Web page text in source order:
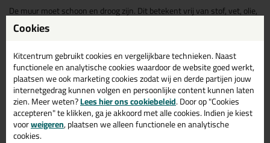
De muur moet schoon en droog zijn. Dit betekent vrij van stof, vet, olie,
oude coatings, losse delen en zouuitbloedingen. Zorg ervoor dat je
betonscheuren groter dan 300 micron repareert. Je krijgt het beste
W lekker intrekken! Het kan worden aangebracht worden met een
lagedruk spuitpistool, kwast of roller. Voor de moeilijk bereikbare
plekken raden wij aan eenplat wegwerp kwastjete gebruiken.
De Sikagard 905 W
Verwijder oude verf, behang, wandcoatings, zichtbare salpeter,
schimmel of andere biologische groei.
Cookies
Kitcentrum gebruikt cookies en vergelijkbare technieken. Naast
functionele en analytische cookies waardoor de website goed werkt,
plaatsen we ook marketing cookies zodat wij en derde partijen jouw
internetgedrag kunnen volgen en persoonlijke content kunnen laten
zien. Meer weten?Lees hier ons cookiebeleid. Door op "Cookies
accepteren" te klikken, ga je akkoord met alle cookies. Indien je kiest
voorweigeren, plaatsen we alleen functionele en analytische
cookies.